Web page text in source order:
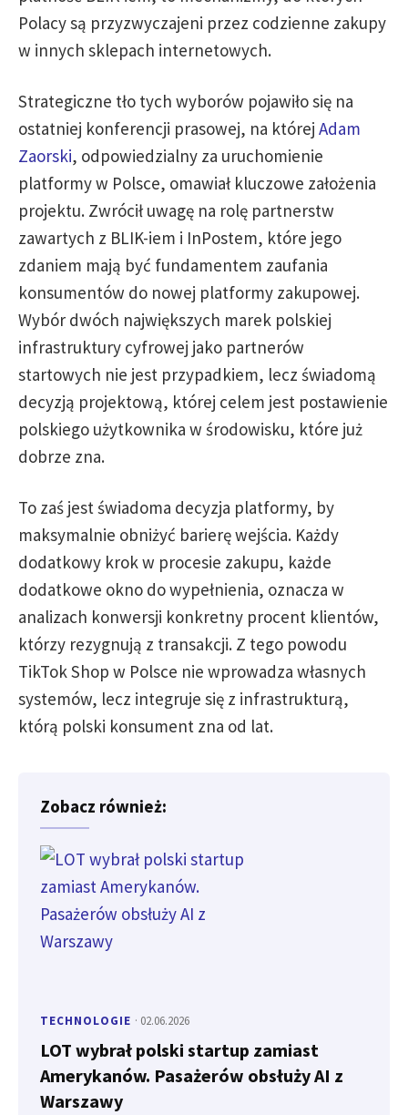
Polacy są przyzwyczajeni przez codzienne zakupy
w innych sklepach internetowych.
Strategiczne tło tych wyborów pojawiło się na
ostatniej konferencji prasowej, na której Adam
Zaorski, odpowiedzialny za uruchomienie
platformy w Polsce, omawiał kluczowe założenia
projektu. Zwrócił uwagę na rolę partnerstw
zawartych z BLIK-iem i InPostem, które jego
zdaniem mają być fundamentem zaufania
konsumentów do nowej platformy zakupowej.
Wybór dwóch największych marek polskiej
infrastruktury cyfrowej jako partnerów
startowych nie jest przypadkiem, lecz świadomą
decyzją projektową, której celem jest postawienie
polskiego użytkownika w środowisku, które już
dobrze zna.
To zaś jest świadoma decyzja platformy, by
maksymalnie obniżyć barierę wejścia. Każdy
dodatkowy krok w procesie zakupu, każde
dodatkowe okno do wypełnienia, oznacza w
analizach konwersji konkretny procent klientów,
którzy rezygnują z transakcji. Z tego powodu
TikTok Shop w Polsce nie wprowadza własnych
systemów, lecz integruje się z infrastrukturą,
którą polski konsument zna od lat.
Zobacz również:
TECHNOLOGIE · 02.06.2026
LOT wybrał polski startup zamiast
Amerykanów. Pasażerów obsłuży AI z
Warszawy